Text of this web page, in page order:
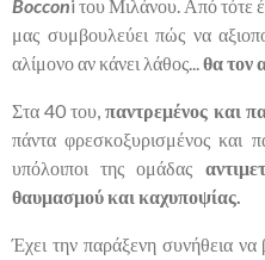
Bocconi του Μιλάνου. Από τότε
μας συμβουλεύει πώς να
αλίμονο αν κάνει λάθος...θα τον
Στα 40 του,παντρεμένος και
πάντα φρεσκοξυρισμένος και
υπόλοιποι της ομάδας
θαυμασμού και καχυποψίας.
Έχει την παράξενη συνήθεια να